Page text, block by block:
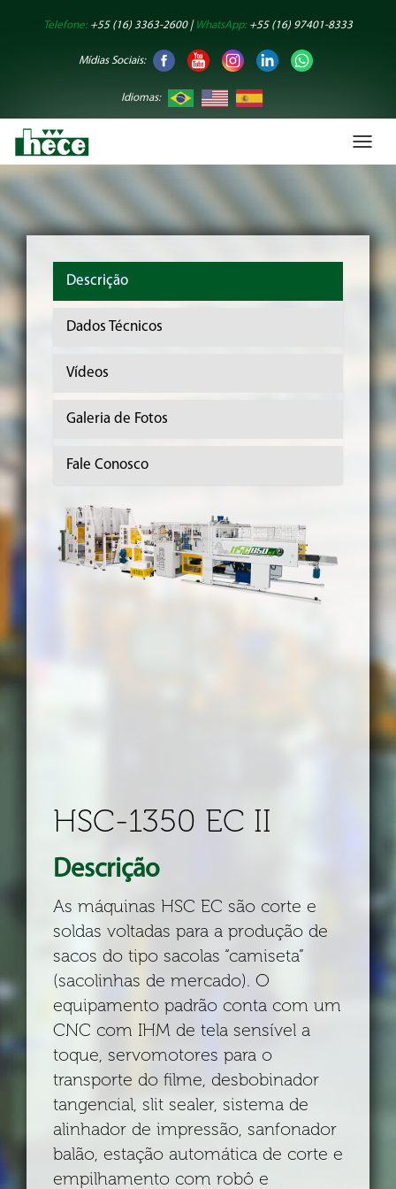
Telefone: +55 (16) 3363-2600 | WhatsApp: +55 (16) 97401-8333
Mídias Sociais:
Idiomas:
Descrição
Dados Técnicos
Vídeos
Galeria de Fotos
Fale Conosco
HSC-1350 EC II
Descrição
As máquinas HSC EC são corte e
soldas voltadas para a produção de
sacos do tipo sacolas “camiseta”
(sacolinhas de mercado). O
equipamento padrão conta com um
CNC com IHM de tela sensível a
toque, servomotores para o
transporte do filme, desbobinador
tangencial, slit sealer, sistema de
alinhador de impressão, sanfonador
balão, estação automática de corte e
empilhamento com robô e